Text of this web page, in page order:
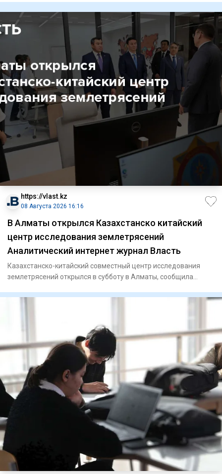
https://vlast.kz
08 Августа 2026 16:16
В Алматы открылся Казахстанско китайский
центр исследования землетрясений
Аналитический интернет журнал Власть
Казахстанско-китайский совместный центр исследования
землетрясений открылся в субботу в Алматы, сообщила